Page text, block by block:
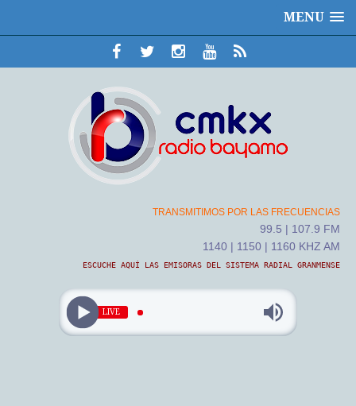
MENU
TRANSMITIMOS POR LAS FRECUENCIAS
99.5 | 107.9 FM
1140 | 1150 | 1160 KHZ AM
ESCUCHE AQUÍ LAS EMISORAS DEL SISTEMA RADIAL GRANMENSE
LIVE